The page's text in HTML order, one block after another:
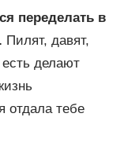
переделать в
Пилят, давят,
есть делают
отдала тебе